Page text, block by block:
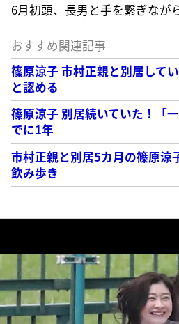
6月初頭、長男と手を繋ぎなが
おすすめ関連記事
篠原涼子 市村正親と別居して
と認める
篠原涼子 別居続いていた！「
でに1年
市村正親と別居5カ月の篠原涼
飲み歩き